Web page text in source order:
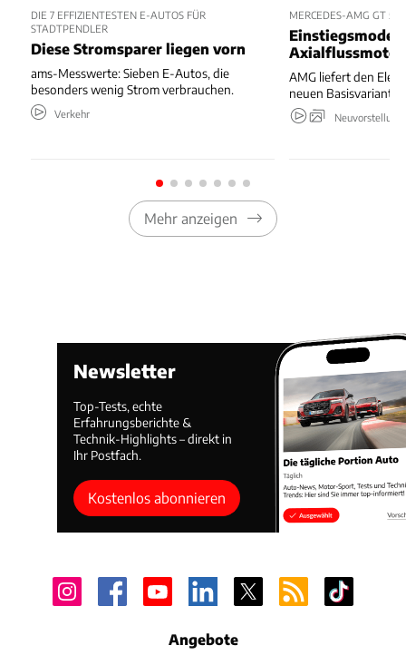
DIE 7 EFFIZIENTESTEN E-AUTOS FÜR
STADTPENDLER
Diese Stromsparer liegen vorn
ams-Messwerte: Sieben E-Autos, die
besonders wenig Strom verbrauchen.
Verkehr
MERCEDES-AMG GT 53
Einstiegsmodell
AMG liefert den
neuen Basisvariante.
Mehr anzeigen
Newsletter
Top-Tests, echte
Erfahrungsberichte &
Technik-Highlights – direkt in
Ihr Postfach.
Kostenlos abonnieren
Angebote